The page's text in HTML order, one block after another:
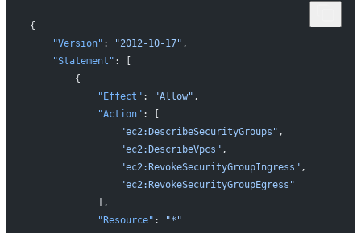
{
    "Version"
: "2012-10-17" ,
    "Statement"
: [
        {
            "Effect"
: "Allow" ,
            "Action"
: [
                "ec2:DescribeSecurityGroups"
,
                "ec2:DescribeVpcs"
,
                "ec2:RevokeSecurityGroupIngress"
,
                "ec2:RevokeSecurityGroupEgress"
            ],
            "Resource"
:
"*"